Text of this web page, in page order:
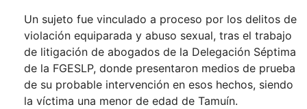
Un sujeto fue vinculado a proceso por los delitos de
violación equiparada y abuso sexual, tras el trabajo
de litigación de abogados de la Delegación Séptima
de la FGESLP, donde presentaron medios de prueba
de su probable intervención en esos hechos, siendo
la víctima una menor de edad de Tamuín.